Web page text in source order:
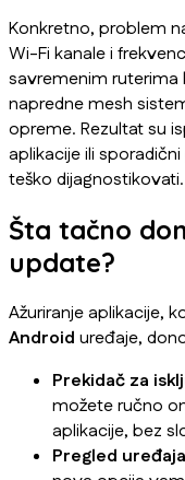
Konkretno, problem
Wi-Fi kanale i
savremenim ruterima
napredne mesh
opreme. Rezultat su
aplikacije ili
teško dijagnostikovati.
Šta tačno
update?
Ažuriranje aplikacije,
Android uređaje,
Prekidač za
možete ručno
aplikacije, bez
Pregled